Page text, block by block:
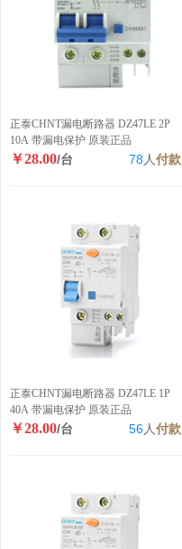
正泰CHNT漏电断路器 DZ47LE 2P
10A 带漏电保护 原装正品
￥28.00/台 78 人付款
正泰CHNT漏电断路器 DZ47LE 1P
40A 带漏电保护 原装正品
￥28.00/台 56人付款